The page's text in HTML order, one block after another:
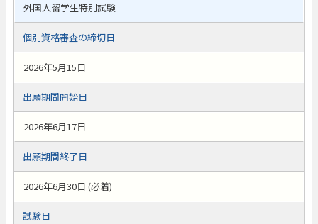
外国人留学生特別試験
個別資格審査の締切日
2026年5月15日
出願期間開始日
2026年6月17日
出願期間終了日
2026年6月30日 (必着)
試験日